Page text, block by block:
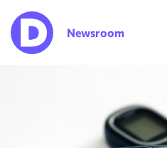
Newsroom